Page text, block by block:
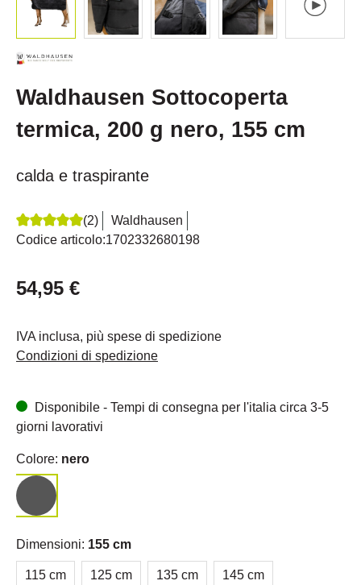
Waldhausen Sottocoperta
termica, 200 g nero, 155 cm
calda e traspirante
Recensione media di 5 su 5 stelle
(2)
Waldhausen
Codice articolo:1702332680198
54,95 €
IVA inclusa, più spese di spedizione
Condizioni di spedizione
Disponibile - Tempi di consegna per l'italia circa 3-5
giorni lavorativi
Colore: nero
Dimensioni: 155 cm
115 cm 125 cm 135 cm 145 cm